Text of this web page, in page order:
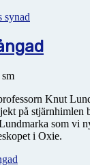
synad
Knut
på stjärnhimlen
som vi
i Oxie.